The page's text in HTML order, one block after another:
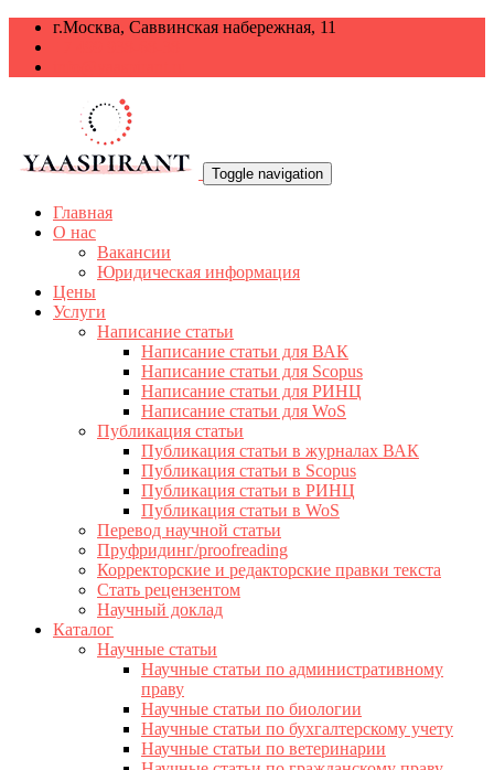
г.Москва, Саввинская набережная, 11
Toggle navigation
Главная
О нас
Вакансии
Юридическая информация
Цены
Услуги
Написание статьи
Написание статьи для ВАК
Написание статьи для Scopus
Написание статьи для РИНЦ
Написание статьи для WoS
Публикация статьи
Публикация статьи в журналах ВАК
Публикация статьи в Scopus
Публикация статьи в РИНЦ
Публикация статьи в WoS
Перевод научной статьи
Пруфридинг/proofreading
Корректорские и редакторские правки текста
Стать рецензентом
Научный доклад
Каталог
Научные статьи
Научные статьи по административному
праву
Научные статьи по биологии
Научные статьи по бухгалтерскому учету
Научные статьи по ветеринарии